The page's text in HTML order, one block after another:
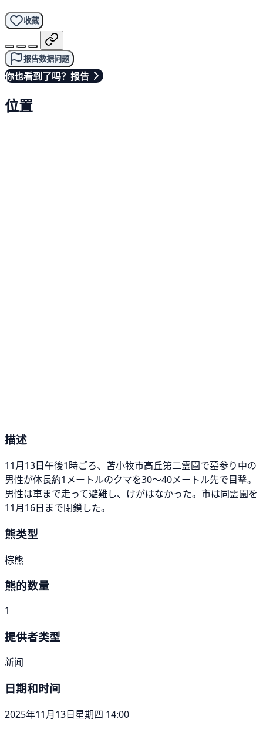
收藏
报告数据问题
你也看到了吗？报告
位置
描述
11月13日午後1時ごろ、苫小牧市高丘第二霊園で墓参り中の
男性が体長約1メートルのクマを30〜40メートル先で目撃。
男性は車まで走って避難し、けがはなかった。市は同霊園を
11月16日まで閉鎖した。
熊类型
棕熊
熊的数量
1
提供者类型
新闻
日期和时间
2025年11月13日星期四 14:00